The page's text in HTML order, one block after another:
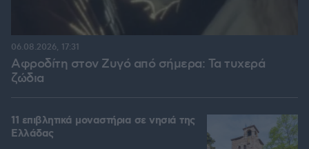
Αφροδίτη στον Ζυγό από σήμερα: Τα τυχερά
ζώδια
06.08.2026, 17:31
11 επιβλητικά μοναστήρια σε νησιά της
Ελλάδας